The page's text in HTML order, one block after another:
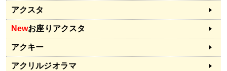
アクスタ
Newお座りアクスタ
アクキー
アクリルジオラマ